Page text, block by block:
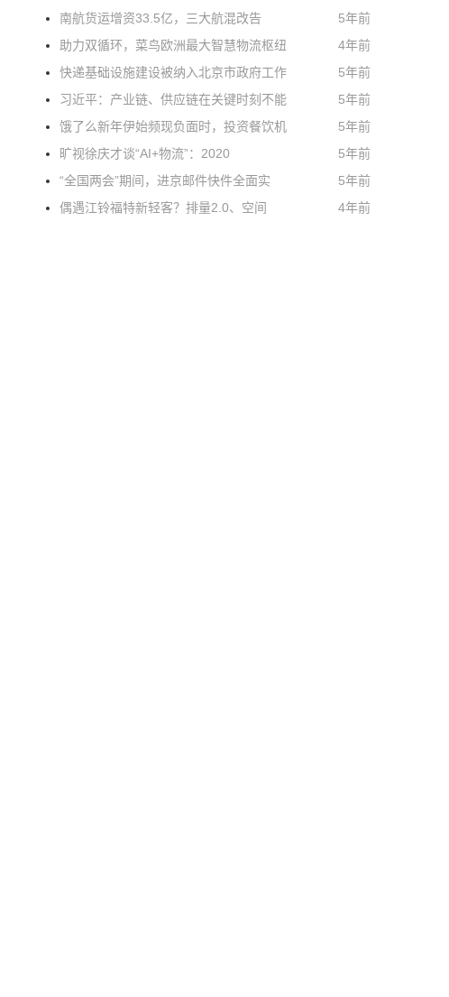
南航货运增资33.5亿，三大航混改告
5年前
助力双循环，菜鸟欧洲最大智慧物流枢纽
4年前
快递基础设施建设被纳入北京市政府工作
5年前
习近平：产业链、供应链在关键时刻不能
5年前
饿了么新年伊始频现负面时，投资餐饮机
5年前
旷视徐庆才谈“AI+物流”：2020
5年前
“全国两会”期间，进京邮件快件全面实
5年前
偶遇江铃福特新轻客？排量2.0、空间
4年前